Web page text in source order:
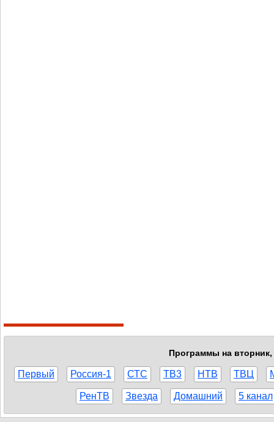
Программы на вторник,
Первый Россия-1 СТС ТВ3 НТВ ТВЦ
РенТВ Звезда Домашний 5 канал